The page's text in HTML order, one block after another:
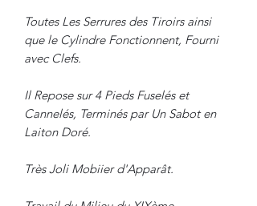
Toutes Les Serrures des Tiroirs ainsi
que le Cylindre Fonctionnent, Fourni
avec Clefs.
Il Repose sur 4 Pieds Fuselés et
Cannelés, Terminés par Un Sabot en
Laiton Doré.
Très Joli Mobiier d'Apparât.